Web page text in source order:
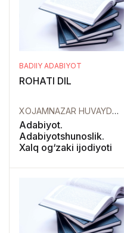
З.Тамаши Мост
Воспоминаний (Слоу)
Ю. Майлат Мое
Желание (Меделнный
фокстрот)
BADIIY ADABIYOT
ROHATI DIL
XOJAMNAZAR HUVAYDO, Aliyeva S.,
Adabiyot.
Adabiyotshunoslik.
Xalq og‘zaki ijodiyoti